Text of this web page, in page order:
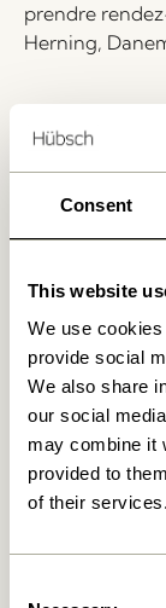
Consent
This website
We use
provide social
We also share
our social
may combine it
provided to
of their services.
prendre
Herning,
Livraison 1-4
Retour 30 jours
Livraison
Produits